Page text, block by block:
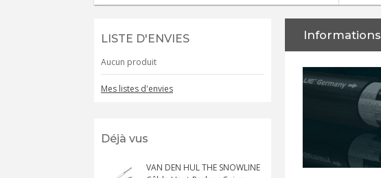
LISTE D'ENVIES
Aucun produit
Mes listes d'envies
Déjà vus
VAN DEN HUL THE SNOWLINE
Informations